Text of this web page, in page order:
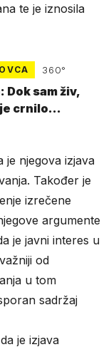
te je iznosila
360°
Dok sam živ,
crnilo
je njegova izjava
Također je
izrečene
argumente
je javni interes u
od
u tom
sadržaj
je izjava